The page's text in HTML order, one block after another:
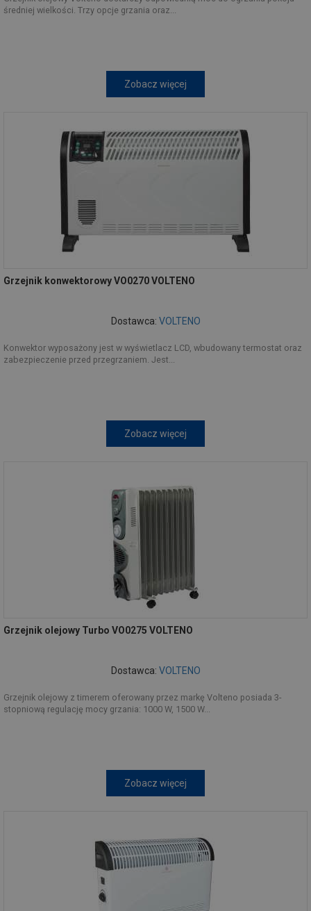
średniej wielkości. Trzy opcje grzania oraz...
Zobacz więcej
Grzejnik konwektorowy VO0270 VOLTENO
Dostawca: VOLTENO
Konwektor wyposażony jest w wyświetlacz LCD, wbudowany termostat oraz
zabezpieczenie przed przegrzaniem. Jest...
Zobacz więcej
Grzejnik olejowy Turbo VO0275 VOLTENO
Dostawca: VOLTENO
Grzejnik olejowy z timerem oferowany przez markę Volteno posiada 3-
stopniową regulację mocy grzania: 1000 W, 1500 W...
Zobacz więcej